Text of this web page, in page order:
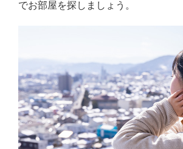
でお部屋を探しましょう。